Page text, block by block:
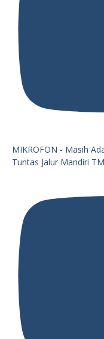
MIKROFON - Masih
Tuntas Jalur Mandiri